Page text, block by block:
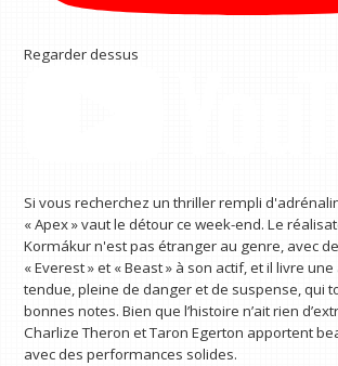
Regarder dessus
Si vous recherchez un thriller rempli
« Apex » vaut le détour ce week-end. Le
Kormákur n'est pas étranger au genre, avec
« Everest » et « Beast » à son actif, et il livre
tendue, pleine de danger et de suspense, qui
bonnes notes. Bien que l’histoire n’ait rien
Charlize Theron et Taron Egerton apportent
avec des performances solides.